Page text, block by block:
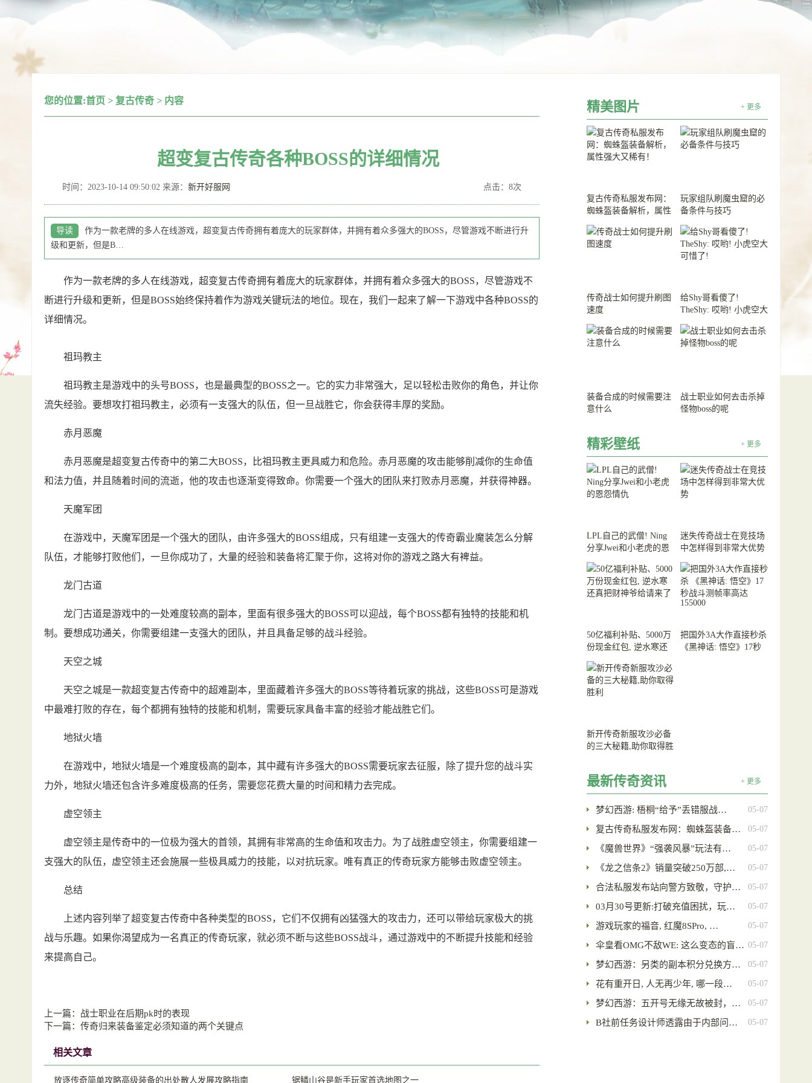
您的位置:首页 > 复古传奇 > 内容
超变复古传奇各种BOSS的详细情况
点击：8次
时间：2023-10-14 09:50:02 来源： 新开好服网
导读
作为一款老牌的多人在线游戏，超变复古传奇拥有着庞大的玩家群体，并拥有着众多强大的BOSS，尽管游戏不断进行升
级和更新，但是B…
作为一款老牌的多人在线游戏，超变复古传奇拥有着庞大的玩家群体，并拥有着众多强大的BOSS，尽管游戏不
断进行升级和更新，但是BOSS始终保持着作为游戏关键玩法的地位。现在，我们一起来了解一下游戏中各种BOSS的
详细情况。
祖玛教主
祖玛教主是游戏中的头号BOSS，也是最典型的BOSS之一。它的实力非常强大，足以轻松击败你的角色，并让你
流失经验。要想攻打祖玛教主，必须有一支强大的队伍，但一旦战胜它，你会获得丰厚的奖励。
赤月恶魔
赤月恶魔是超变复古传奇中的第二大BOSS，比祖玛教主更具威力和危险。赤月恶魔的攻击能够削减你的生命值
和法力值，并且随着时间的流逝，他的攻击也逐渐变得致命。你需要一个强大的团队来打败赤月恶魔，并获得神器。
天魔军团
在游戏中，天魔军团是一个强大的团队，由许多强大的BOSS组成，只有组建一支强大的传奇霸业魔装怎么分解
队伍，才能够打败他们，一旦你成功了，大量的经验和装备将汇聚于你，这将对你的游戏之路大有裨益。
龙门古道
龙门古道是游戏中的一处难度较高的副本，里面有很多强大的BOSS可以迎战，每个BOSS都有独特的技能和机
制。要想成功通关，你需要组建一支强大的团队，并且具备足够的战斗经验。
天空之城
天空之城是一款超变复古传奇中的超难副本，里面藏着许多强大的BOSS等待着玩家的挑战，这些BOSS可是游戏
中最难打败的存在，每个都拥有独特的技能和机制，需要玩家具备丰富的经验才能战胜它们。
地狱火墙
在游戏中，地狱火墙是一个难度极高的副本，其中藏有许多强大的BOSS需要玩家去征服，除了提升您的战斗实
力外，地狱火墙还包含许多难度极高的任务，需要您花费大量的时间和精力去完成。
虚空领主
虚空领主是传奇中的一位极为强大的首领，其拥有非常高的生命值和攻击力。为了战胜虚空领主，你需要组建一
支强大的队伍，虚空领主还会施展一些极具威力的技能，以对抗玩家。唯有真正的传奇玩家方能够击败虚空领主。
总结
上述内容列举了超变复古传奇中各种类型的BOSS，它们不仅拥有凶猛强大的攻击力，还可以带给玩家极大的挑
战与乐趣。如果你渴望成为一名真正的传奇玩家，就必须不断与这些BOSS战斗，通过游戏中的不断提升技能和经验
来提高自己。
上一篇： 战士职业在后期pk时的表现
下一篇： 传奇归来装备鉴定必须知道的两个关键点
相关文章
放逐传奇简单攻略高级装备的出处散人发展攻略指南 锯鳞山谷是新手玩家首选地图之一
精美图片 + 更多
复古传奇私服发布网：
蜘蛛盔装备解析，属性
强大又稀有！
玩家组队刷魔虫窟的必
备条件与技巧
传奇战士如何提升刷图
速度
给Shy哥看傻了!
TheShy: 哎哟! 小虎空大
可惜了!
装备合成的时候需要注
意什么
战士职业如何去击杀掉
怪物boss的呢
精彩壁纸 + 更多
LPL自己的武僧! Ning
分享Jwei和小老虎的恩
怨情仇
迷失传奇战士在竞技场
中怎样得到非常大优势
50亿福利补贴、5000万
份现金红包, 逆水寒还
真把财神爷给请来了
把国外3A大作直接秒杀
《黑神话: 悟空》17秒
新开传奇新服攻沙必备
的三大秘籍,助你取得胜
最新传奇资讯 + 更多
05-07
梦幻西游: 梧桐“给予”丢错服战…
05-07
复古传奇私服发布网：蜘蛛盔装备…
05-07
《魔兽世界》“强袭风暴”玩法有…
05-07
《龙之信条2》销量突破250万部,…
05-07
合法私服发布站向警方致敬，守护…
05-07
03月30号更新:打破充值困扰，玩…
05-07
游戏玩家的福音, 红魔8SPro, …
05-07
伞皇看OMG不敌WE: 这么变态的盲…
05-07
梦幻西游：另类的副本积分兑换方…
05-07
花有重开日, 人无再少年, 哪一段…
05-07
梦幻西游：五开号无缘无故被封，…
05-07
B社前任务设计师透露由于内部问…